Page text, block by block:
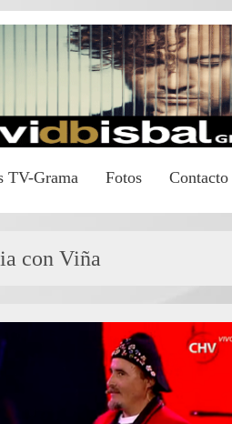
TV-Grama Fotos Contacto
con Viña